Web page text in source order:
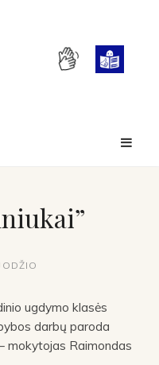
ugdymo klasės
darbų paroda
mokytojas Raimondas